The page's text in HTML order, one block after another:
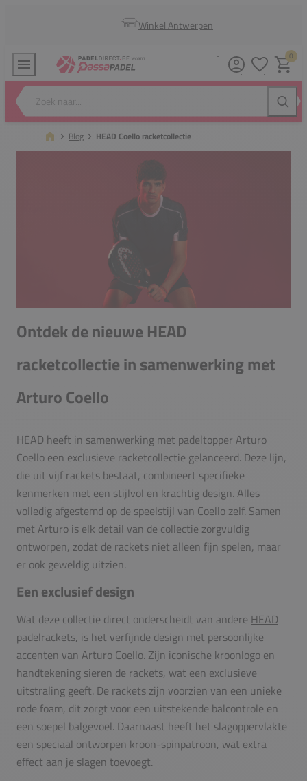
Winkel Antwerpen
Zoek naar...
0
Blog HEAD Coello racketcollectie
Ontdek de nieuwe HEAD
racketcollectie in samenwerking met
Arturo Coello
HEAD heeft in samenwerking met padeltopper Arturo
Coello een exclusieve racketcollectie gelanceerd. Deze lijn,
die uit vijf rackets bestaat, combineert specifieke
kenmerken met een stijlvol en krachtig design. Alles
volledig afgestemd op de speelstijl van Coello zelf. Samen
met Arturo is elk detail van de collectie zorgvuldig
ontworpen, zodat de rackets niet alleen fijn spelen, maar
er ook geweldig uitzien.
Een exclusief design
Wat deze collectie direct onderscheidt van andere HEAD
padelrackets, is het verfijnde design met persoonlijke
accenten van Arturo Coello. Zijn iconische kroonlogo en
handtekening sieren de rackets, wat een exclusieve
uitstraling geeft. De rackets zijn voorzien van een unieke
rode foam, dit zorgt voor een uitstekende balcontrole en
een soepel balgevoel. Daarnaast heeft het slagoppervlakte
een speciaal ontworpen kroon-spinpatroon, wat extra
effect aan je slagen toevoegt.